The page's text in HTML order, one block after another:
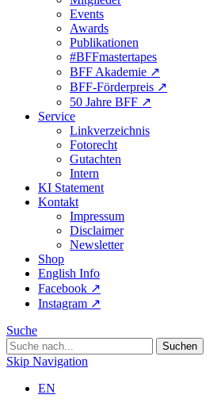
Events
Awards
Publikationen
#BFFmastertapes
BFF Akademie ↗︎
BFF-Förderpreis ↗︎
50 Jahre BFF ↗︎
Service
Linkverzeichnis
Fotorecht
Gutachten
Intern
KI Statement
Kontakt
Impressum
Disclaimer
Newsletter
Shop
English Info
Facebook ↗︎
Instagram ↗︎
Suche
Skip Navigation
EN